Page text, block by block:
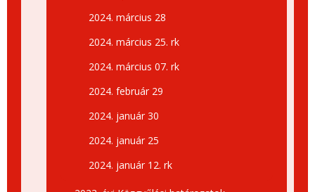
2024. március 28
2024. március 25. rk
2024. március 07. rk
2024. február 29
2024. január 30
2024. január 25
2024. január 12. rk